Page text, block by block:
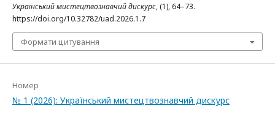
Український мистецтвознавчий дискурс, (1), 64–73.
https://doi.org/10.32782/uad.2026.1.7
Формати цитування
Номер
№ 1 (2026): Український мистецтвознавчий дискурс